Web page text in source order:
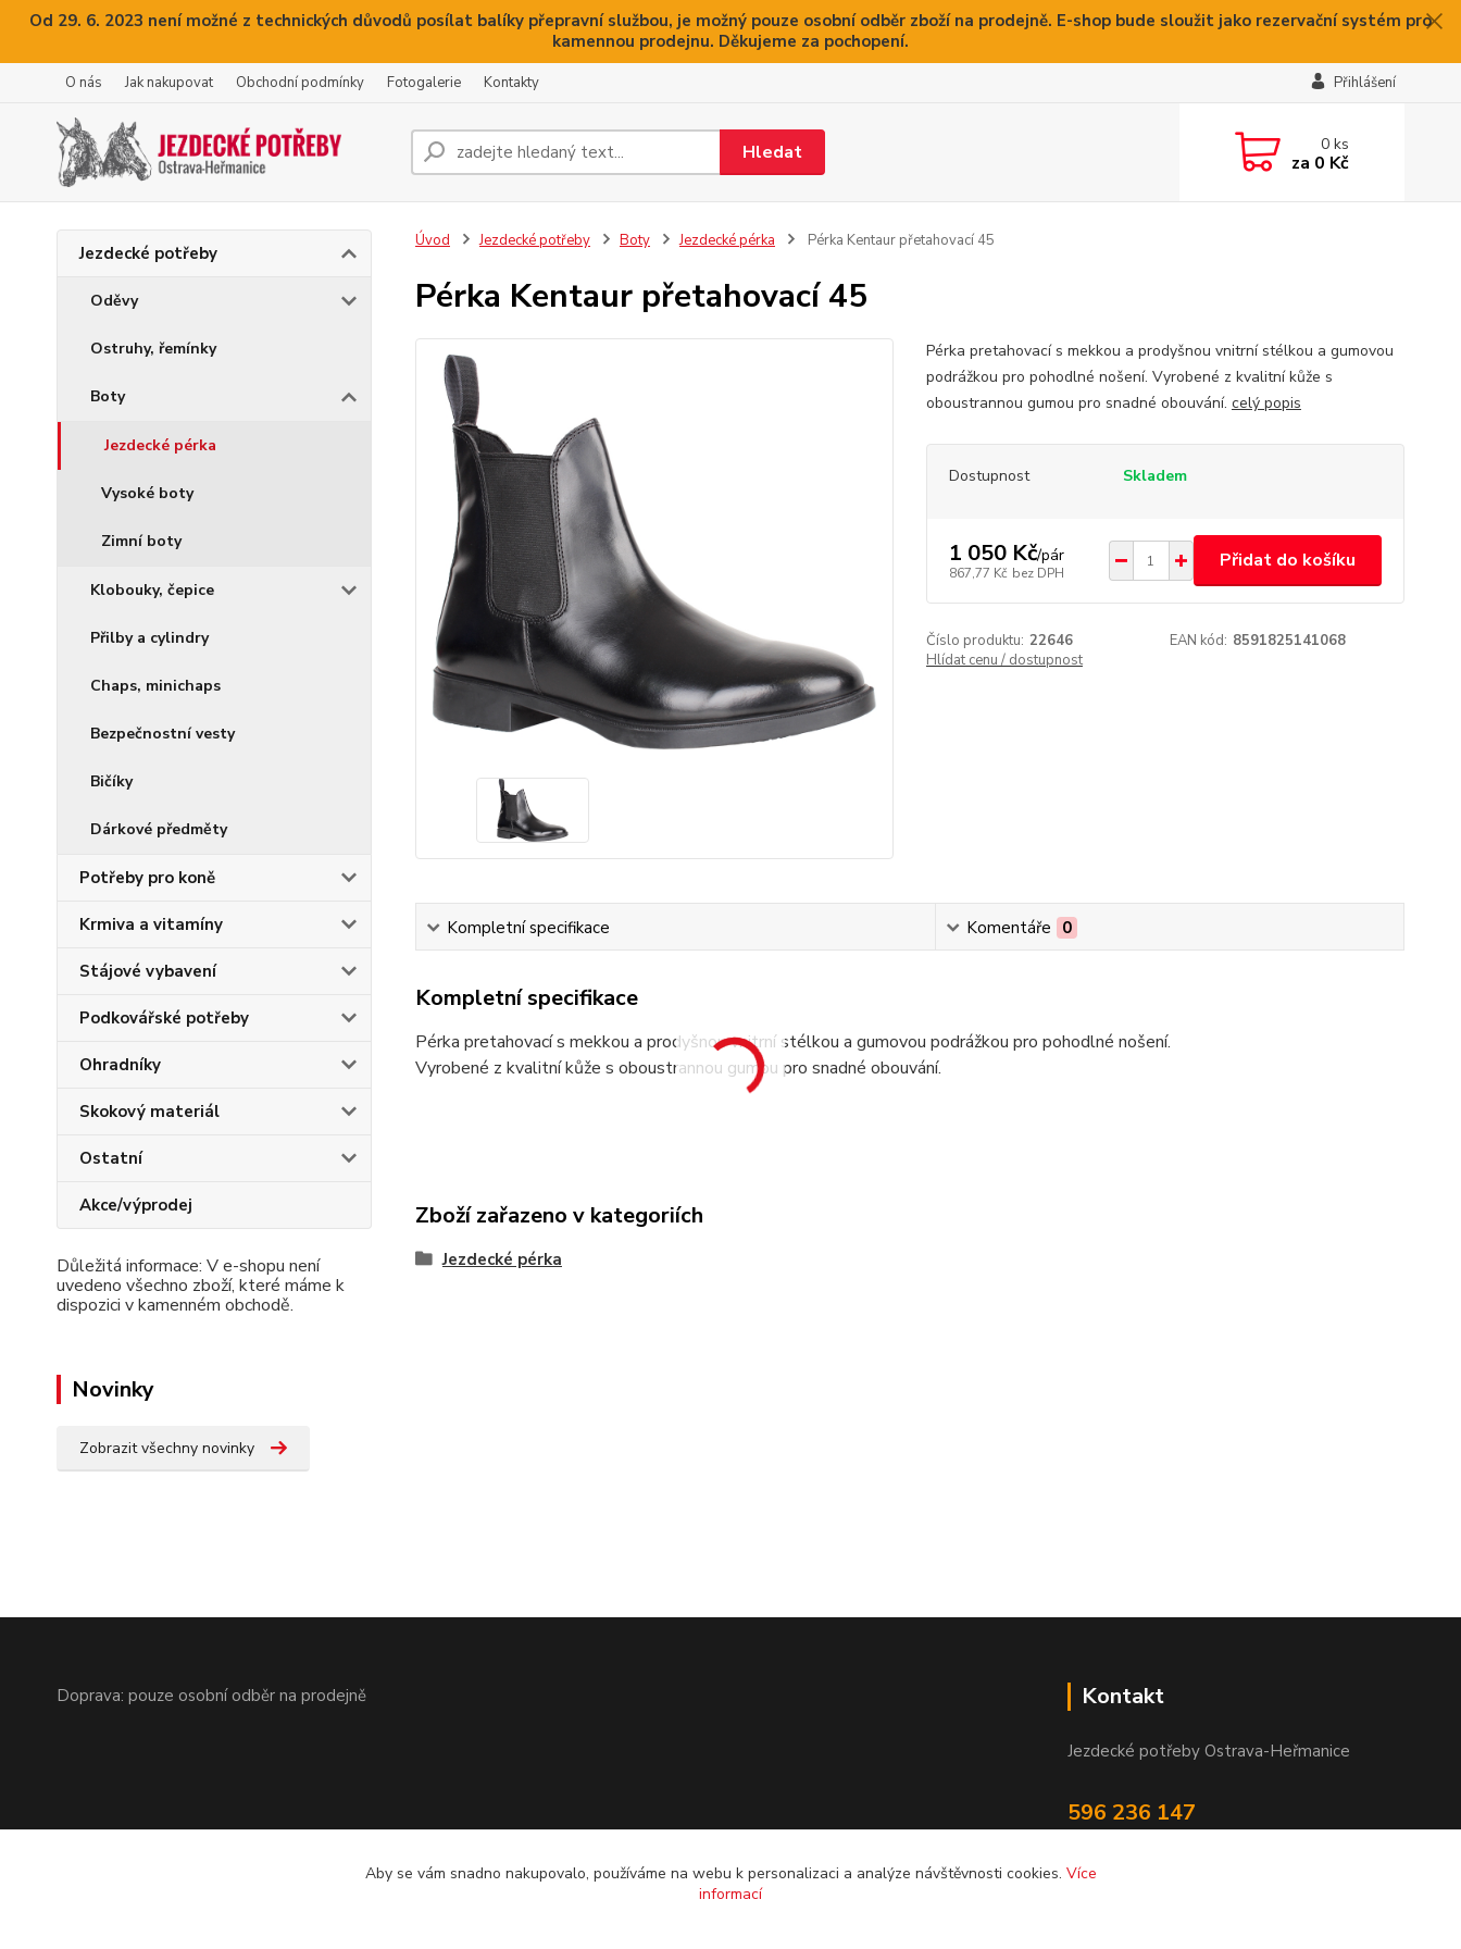
Od 29. 6. 2023 není možné z technických důvodů posílat balíky přepravní službou, je možný pouze osobní odběr zboží na prodejně. E-shop bude sloužit jako rezervační systém pro
kamennou prodejnu. Děkujeme za pochopení.
O nás Jak nakupovat Obchodní podmínky Fotogalerie Kontakty Přihlášení
Hledat 0ks
za 0 Kč
Jezdecké potřeby
Oděvy
Ostruhy, řemínky
Boty
Jezdecké pérka
Vysoké boty
Zimní boty
Klobouky, čepice
Přilby a cylindry
Chaps, minichaps
Bezpečnostní vesty
Bičíky
Dárkové předměty
Potřeby pro koně
Krmiva a vitamíny
Stájové vybavení
Podkovářské potřeby
Ohradníky
Skokový materiál
Ostatní
Akce/výprodej
Důležitá informace: V e-shopu není
uvedeno všechno zboží, které máme k
dispozici v kamenném obchodě.
Novinky
Zobrazit všechny novinky
Úvod Jezdecké potřeby Boty Jezdecké pérka Pérka Kentaur přetahovací 45
Pérka Kentaur přetahovací 45
Pérka pretahovací s mekkou a prodyšnou vnitrní stélkou a gumovou
podrážkou pro pohodlné nošení. Vyrobené z kvalitní kůže s
oboustrannou gumou pro snadné obouvání. celý popis
Dostupnost Skladem
1 050 Kč/pár
867,77 Kč bez DPH
Přidat do košíku
Číslo produktu: 22646 EAN kód: 8591825141068
Hlídat cenu / dostupnost
Kompletní specifikace Komentáře 0
Kompletní specifikace
Pérka pretahovací s mekkou a prodyšnou vnitrní stélkou a gumovou podrážkou pro pohodlné nošení.
Vyrobené z kvalitní kůže s oboustrannou gumou pro snadné obouvání.
Zboží zařazeno v kategoriích
Jezdecké pérka
Doprava: pouze osobní odběr na prodejně Kontakt
Jezdecké potřeby Ostrava-Heřmanice
596 236 147
Aby se vám snadno nakupovalo, používáme na webu k personalizaci a analýze návštěvnosti cookies. Více
informací